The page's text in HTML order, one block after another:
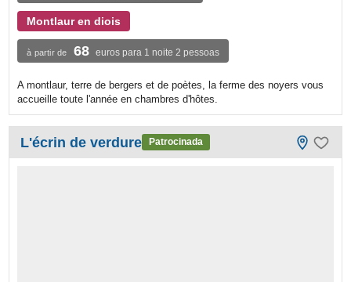
Montlaur en diois
à partir de 68 euros para 1 noite 2 pessoas
A montlaur, terre de bergers et de poètes, la ferme des noyers vous
accueille toute l'année en chambres d'hôtes.
L'écrin de verdure Patrocinada